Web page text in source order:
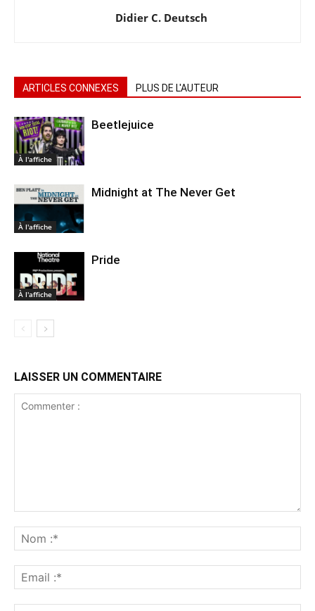
Didier C. Deutsch
ARTICLES CONNEXES PLUS DE L'AUTEUR
À l'affiche
Beetlejuice
À l'affiche
Midnight at The Never Get
À l'affiche
Pride
LAISSER UN COMMENTAIRE